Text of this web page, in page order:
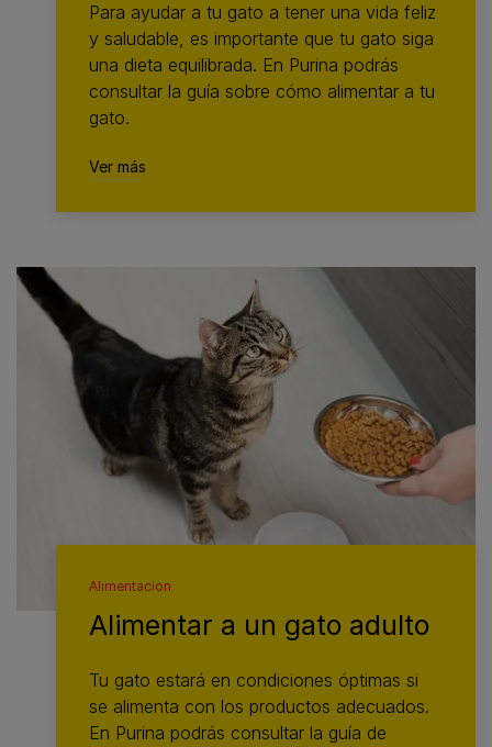
Para ayudar a tu gato a tener una vida feliz
y saludable, es importante que tu gato siga
una dieta equilibrada. En Purina podrás
consultar la guía sobre cómo alimentar a tu
gato.
Ver más
Alimentacion
Alimentar a un gato adulto
Tu gato estará en condiciones óptimas si
se alimenta con los productos adecuados.
En Purina podrás consultar la guía de